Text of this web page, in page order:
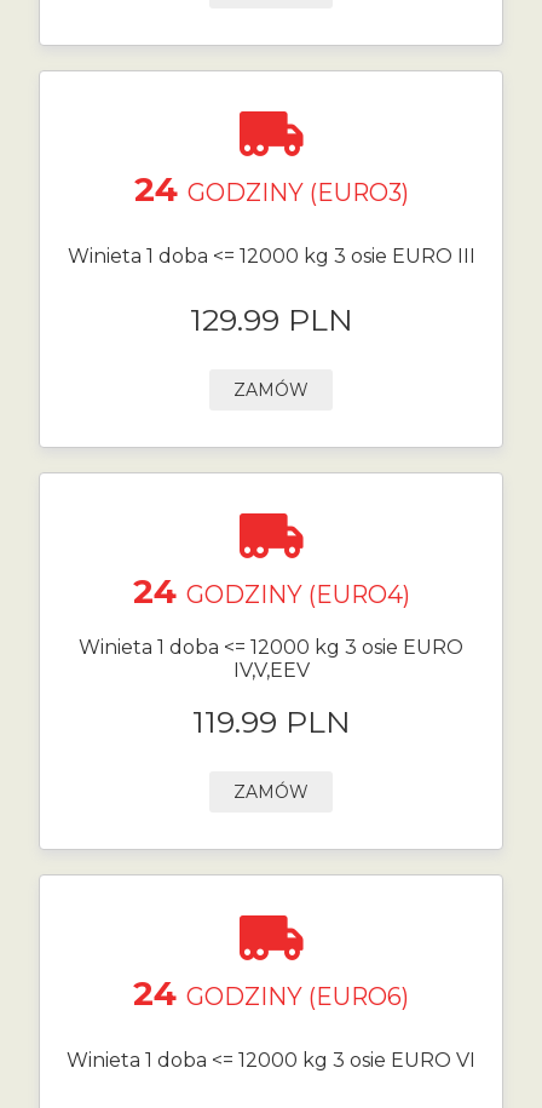
24 GODZINY (EURO3)
Winieta 1 doba <= 12000 kg 3 osie EURO III
129.99 PLN
ZAMÓW
24 GODZINY (EURO4)
Winieta 1 doba <= 12000 kg 3 osie EURO
IV,V,EEV
119.99 PLN
ZAMÓW
24 GODZINY (EURO6)
Winieta 1 doba <= 12000 kg 3 osie EURO VI